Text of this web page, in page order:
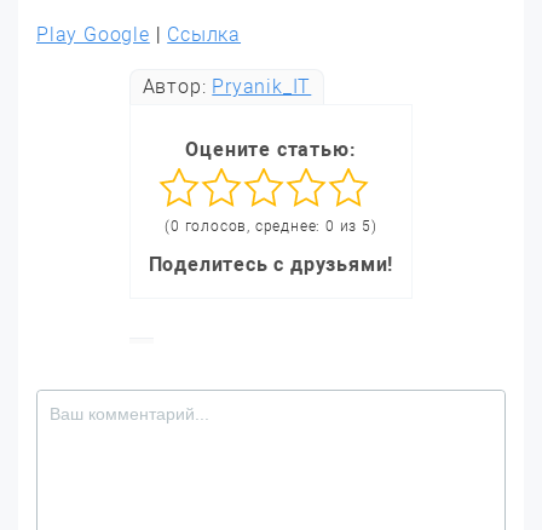
Play Google | Ссылка
Автор: Pryanik_IT
Оцените статью:
(0 голосов, среднее: 0 из 5)
Поделитесь с друзьями!